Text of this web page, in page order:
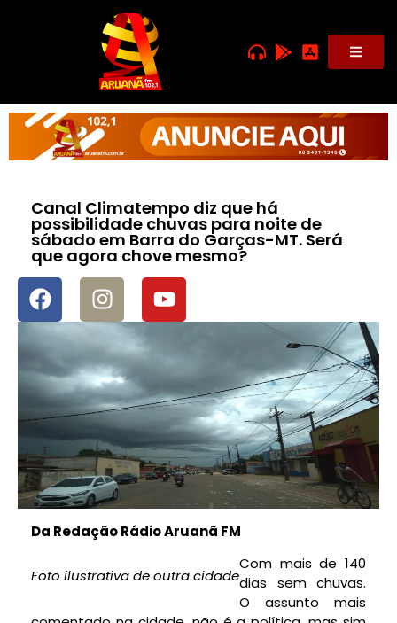
Canal Climatempo diz que há
possibilidade chuvas para noite de
sábado em Barra do Garças-MT. Será
que agora chove mesmo?
Da Redação Rádio Aruanã FM
Foto ilustrativa de outra cidade
Com mais de 140
dias sem chuvas.
O assunto mais